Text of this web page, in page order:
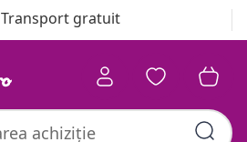
Transport gratuit